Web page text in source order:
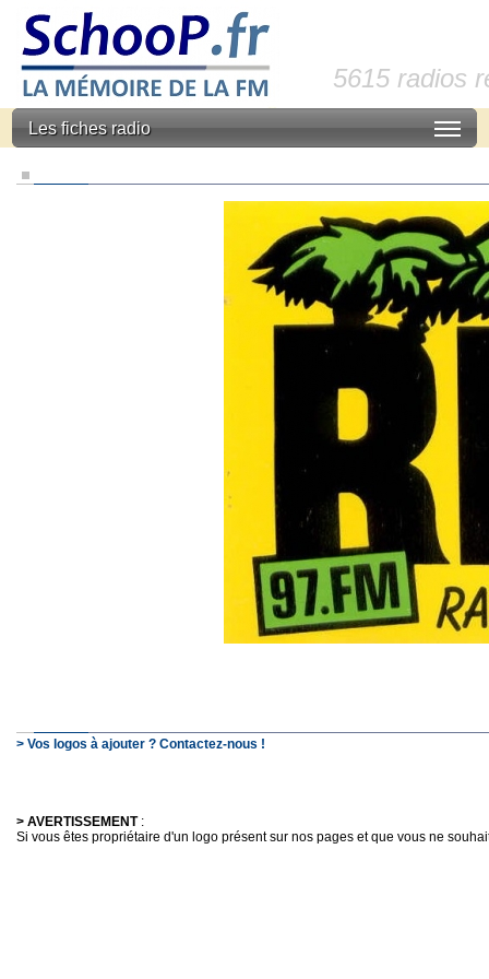
5615 radios
Les fiches radio
> Vos logos à ajouter ? Contactez-nous !
> AVERTISSEMENT:
Si vous êtes propriétaire d'un logo présent sur nos pages et que vous ne